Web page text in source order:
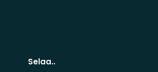
Selaa..